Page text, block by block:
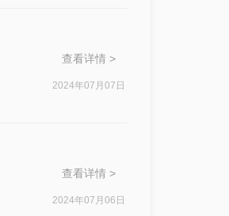
查看详情 >
2024年07月07日
查看详情 >
2024年07月06日